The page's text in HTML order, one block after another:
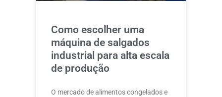
Como escolher uma
máquina de salgados
industrial para alta escala
de produção
O mercado de alimentos congelados e